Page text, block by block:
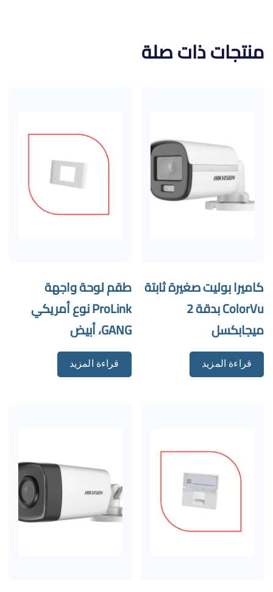
منتجات ذات صلة
كاميرا بوليت صغيرة ثابتة
ColorVu بدقة 2
ميجابكسل
قراءة المزيد
طقم لوحة واجهة
ProLink نوع أمريكي
GANG، أبيض
قراءة المزيد